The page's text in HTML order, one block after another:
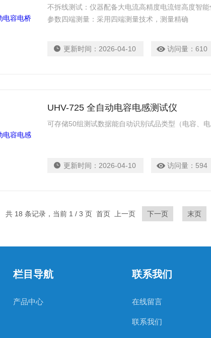
不拆线测试：仪器配备大电流高精度电流钳高度智
参数四端测量：采用四端测量技术，测量精确
更新时间： 2026-04-10 访问量：610
UHV-725 全自动电容电感测试仪
可存储50组测试数据能自动识别试品类型（电容、
更新时间： 2026-04-10 访问量： 594
共 18 条记录，当前 1 / 3 页 首页 上一页 下一页 末页
栏目导航
产品中心
联系我们
在线留言
联系我们